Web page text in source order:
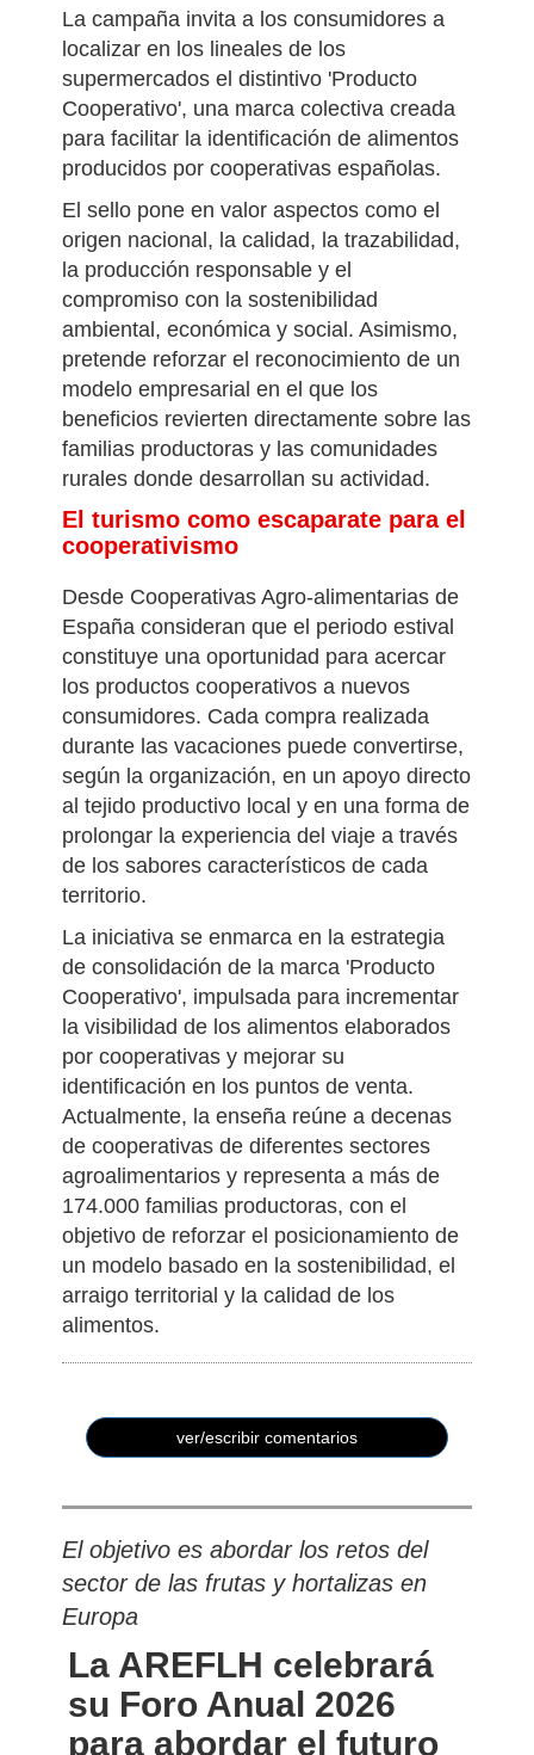
cooperativo
La campaña invita a los consumidores a
localizar en los lineales de los
supermercados el distintivo 'Producto
Cooperativo', una marca colectiva creada
producidos por cooperativas españolas.
El sello pone en valor aspectos como el
origen nacional, la calidad, la trazabilidad,
la producción responsable y el
compromiso con la sostenibilidad
ambiental, económica y social. Asimismo,
pretende reforzar el reconocimiento de un
modelo empresarial en el que los
beneficios revierten directamente sobre las
rurales donde desarrollan su actividad.
cooperativismo
Desde Cooperativas Agro-alimentarias de
España consideran que el periodo estival
constituye una oportunidad para acercar
los productos cooperativos a nuevos
consumidores. Cada compra realizada
durante las vacaciones puede convertirse,
según la organización, en un apoyo directo
al tejido productivo local y en una forma de
prolongar la experiencia del viaje a través
territorio.
La iniciativa se enmarca en la estrategia
de consolidación de la marca 'Producto
Cooperativo', impulsada para incrementar
la visibilidad de los alimentos elaborados
por cooperativas y mejorar su
identificación en los puntos de venta.
Actualmente, la enseña reúne a decenas
de cooperativas de diferentes sectores
agroalimentarios y representa a más de
174.000 familias productoras, con el
objetivo de reforzar el posicionamiento de
un modelo basado en la sostenibilidad, el
El objetivo es abordar los retos del
sector de las frutas y hortalizas en
Europa
La AREFLH celebrará